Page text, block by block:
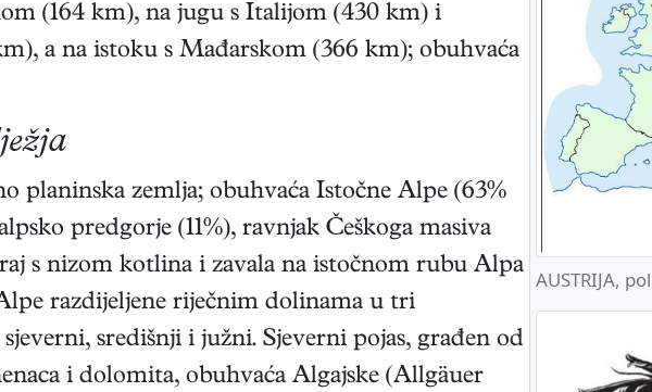
AUSTRIJA,
(164 km), na jugu s Italijom (430 km) i
a na istoku s Mađarskom (366 km); obuhvaća
planinska zemlja; obuhvaća Istočne Alpe (63%
predgorje (11%), ravnjak Češkoga masiva
s nizom kotlina i zavala na istočnom rubu Alpa
razdijeljene riječnim dolinama u tri
sjeverni, središnji i južni. Sjeverni pojas, građen od
i dolomita, obuhvaća Algajske (Allgäuer